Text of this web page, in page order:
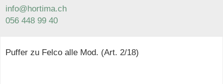
info@hortima.ch
056 448 99 40
Puffer zu Felco alle Mod. (Art. 2/18)